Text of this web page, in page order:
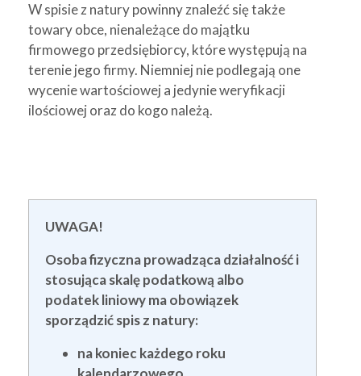
W spisie z natury powinny znaleźć się także
towary obce, nienależące do majątku
firmowego przedsiębiorcy, które występują na
terenie jego firmy. Niemniej nie podlegają one
wycenie wartościowej a jedynie weryfikacji
ilościowej oraz do kogo należą.
UWAGA!
Osoba fizyczna prowadząca działalność i
stosująca skalę podatkową albo
podatek liniowy ma obowiązek
sporządzić spis z natury:
na koniec każdego roku